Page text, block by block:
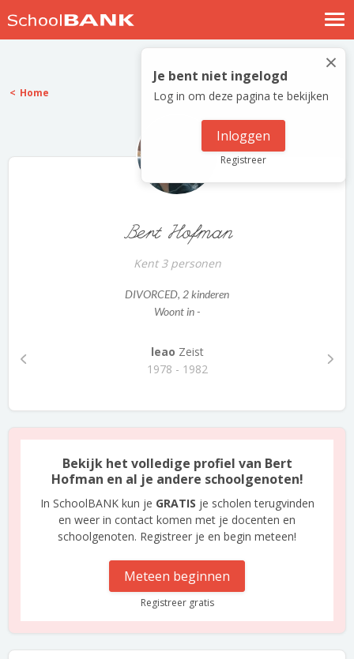
Nostalgische verhalen
Log in
Meld je gratis aan
×
Je bent niet ingelogd
Log in om deze pagina te bekijken
Inloggen
Registreer
Home
Bert Hofman
Kent 3 personen
DIVORCED, 2 kinderen
Woont in -
leao Zeist
1978 - 1982
Bekijk het volledige profiel van Bert
Hofman en al je andere schoolgenoten!
In SchoolBANK kun je GRATIS je scholen terugvinden
en weer in contact komen met je docenten en
schoolgenoten. Registreer je en begin meteen!
Meteen beginnen
Registreer gratis